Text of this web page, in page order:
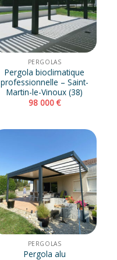
PERGOLAS
Pergola bioclimatique
professionnelle – Saint-
Martin-le-Vinoux (38)
98 000€
PERGOLAS
Pergola alu